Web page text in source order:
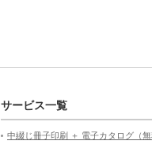
サービス一覧
中綴じ冊子印刷 ＋ 電子カタログ（